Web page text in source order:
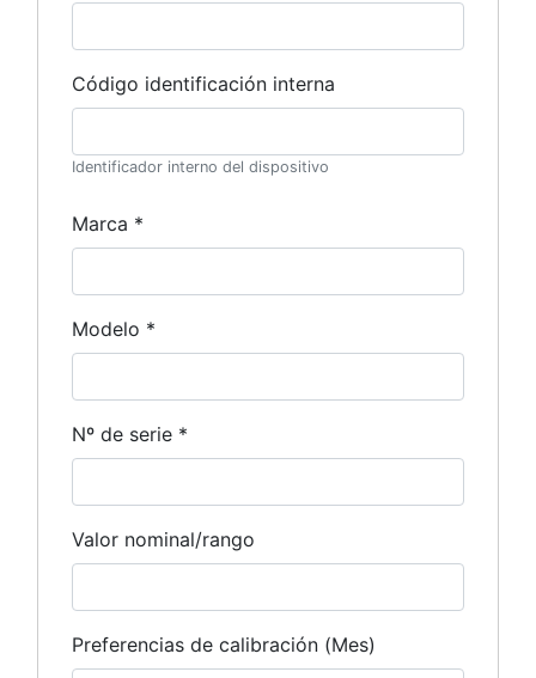
Código identificación interna
Identificador interno del dispositivo
Marca *
Modelo *
Nº de serie *
Valor nominal/rango
Preferencias de calibración (Mes)